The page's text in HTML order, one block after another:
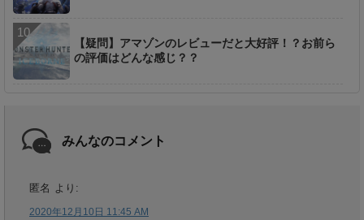
【疑問】アマゾンのレビューだと大好評！？お前ら
の評価はどんな感じ？？
みんなのコメント
匿名 より:
2020年12月10日 11:45 AM